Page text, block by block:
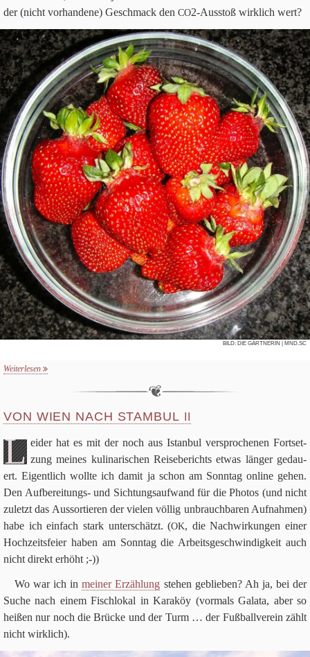
der (nicht vor­han­dene) Geschmack den CO2-Aus­stoß wirk­lich wert?
BILD: DIE GÄRT­NE­RIN | MND.SC
Weiterlesen
VON WIEN NACH STAMBUL II
L ei­der hat es mit der noch aus Istan­bul ver­spro­che­nen Fort­set­
zung mei­nes kuli­na­ri­schen Rei­se­be­richts etwas län­ger gedau­
ert. Eigent­lich wollte ich damit ja schon am Sonn­tag online gehen.
Den Auf­be­rei­tungs- und Sich­tungs­auf­wand für die Pho­tos (und nicht
zuletzt das Aus­sor­tie­ren der vie­len völ­lig unbrauch­ba­ren Auf­nah­men)
habe ich ein­fach stark unter­schätzt. (OK, die Nach­wir­kun­gen einer
Hoch­zeits­feier haben am Sonn­tag die Arbeits­ge­schwin­dig­keit auch
nicht direkt erhöht ;-))
Wo war ich inmei­ner Erzäh­lung ste­hen geblie­ben? Ah ja, bei der
Suche nach einem Fisch­lo­kal in Kara­köy (vor­mals Galata, aber so
hei­ßen nur noch die Brücke und der Turm … der Fuß­ball­ver­ein zählt
nicht wirk­lich).